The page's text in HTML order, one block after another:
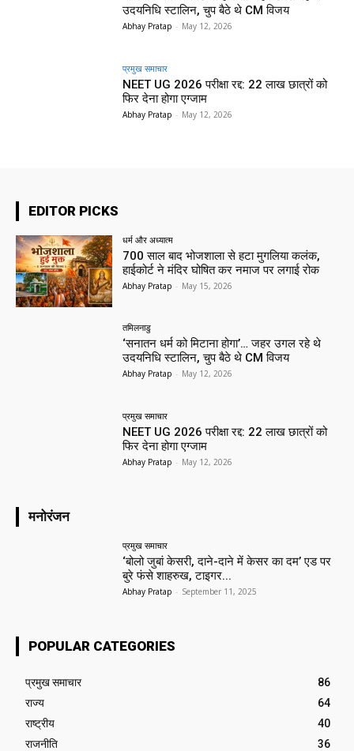
उदयनिधि स्टालिन, चुप बैठे थे CM विजय
Abhay Pratap - May 12, 2026
प्रमुख समाचार‎
NEET UG 2026 परीक्षा रद्द: 22 लाख छात्रों को
फिर देना होगा एग्जाम
Abhay Pratap - May 12, 2026
EDITOR PICKS
धर्म और अध्यात्म
700 साल बाद भोजशाला से हटा मुगलिया कलंक,
हाईकोर्ट ने मंदिर घोषित कर नमाज पर लगाई रोक
Abhay Pratap - May 15, 2026
तमिलनाडु
‘सनातन धर्म को मिटाना होगा’… जहर उगल रहे थे
उदयनिधि स्टालिन, चुप बैठे थे CM विजय
Abhay Pratap - May 12, 2026
प्रमुख समाचार‎
NEET UG 2026 परीक्षा रद्द: 22 लाख छात्रों को
फिर देना होगा एग्जाम
Abhay Pratap - May 12, 2026
मनोरंजन
प्रमुख समाचार‎
‘बोलो जुबां केसरी, दाने-दाने में केसर का दम’ एड पर
बुरे फंसे शाहरुख, टाइगर...
Abhay Pratap - September 11, 2025
POPULAR CATEGORIES
प्रमुख समाचार‎
86
राज्य
64
राष्ट्रीय
40
राजनीति
36